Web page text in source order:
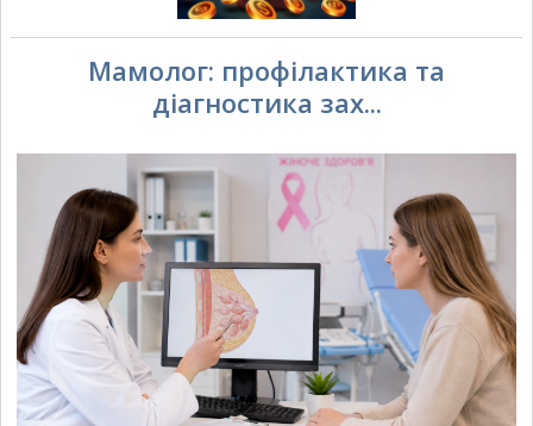
Мамолог: профілактика та
діагностика зах...